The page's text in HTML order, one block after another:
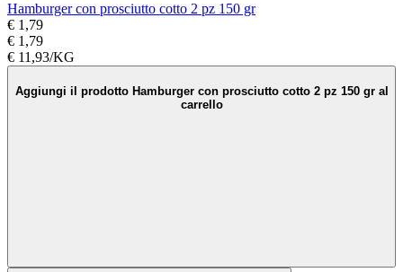
Hamburger con prosciutto cotto 2 pz 150 gr
€ 1,79
€ 1,79
€ 11,93/KG
Aggiungi il prodotto Hamburger con prosciutto cotto 2 pz 150 gr al
carrello